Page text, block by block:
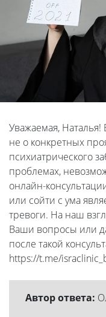
Уважаемая, Наталья!
не о конкретных
психиатрического
проблемах,
онлайн-
или сойти с ума
тревоги. На наш
Ваши вопросы или
после такой
https://t.me/
Автор ответа: